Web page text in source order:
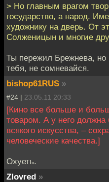
> Но главным врагом
государство, а народ.
художнику на дверь. От
Солженицын и многие
Ты пережил Брежнева, но
тебя, не сомневайся.
bishop61RUS »
#24 | 23.05.11 20:33
[Кино все больше и
товаром. А у него должна
всякого искусства, –
человеческие качества.]
Охуеть.
Zlovred »